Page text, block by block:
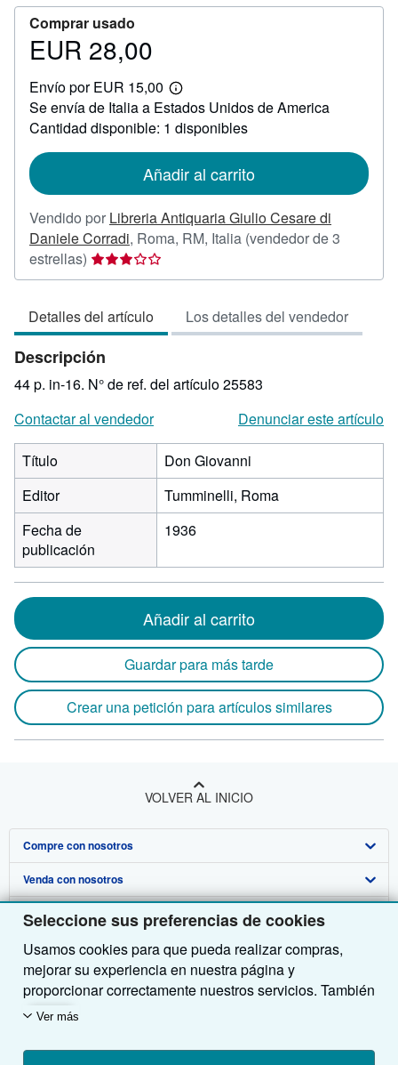
Seleccione sus preferencias de cookies
Usamos cookies para que pueda realizar compras,
mejorar su experiencia en nuestra página y
proporcionar correctamente nuestros servicios. También
utilizamos cookies para comprender el modo en que los
midiendo las visitas al sitio) y así poder realizar
Ver más
Comprar usado
Precio
28,00
EUR 28,00
Envío por EUR 15,00
Más
información
sobre
las
envío
Se envía de Italia a Estados Unidos de America
Cantidad disponible: 1 disponibles
Añadir al carrito
Vendido por Libreria Antiquaria Giulio Cesare di
Daniele Corradi, Roma, RM, Italia (vendedor de 3
estrellas) Calificación
del
3
de
5
estrellas
Detalles del artículo Los detalles del vendedor
Descripción
44 p. in-16. N° de ref. del artículo 25583
Contactar al vendedor
Denunciar este artículo
Título
Don Giovanni
Editor
Tumminelli, Roma
Fecha de
publicación
1936
Añadir al carrito
Guardar para más tarde
Crear una petición para artículos similares
VOLVER AL INICIO
Compre con nosotros
Búsqueda avanzada
Colecciones
Mi cuenta
Mis pedidos
Ver carrito
Venda con nosotros
Comenzar a vender
Únase a nuestro programa de afiliados
Recomiende un vendedor
Sobre nosotros
Sobre IberLibro
Medios
Empleo
Política de Privacidad
Obtener Ayuda
Preguntas frecuentes y guías
Atención al Cliente
Otras compañías de AbeBooks
AbeBooks.com
AbeBooks.co.uk
Siga a IberLibro